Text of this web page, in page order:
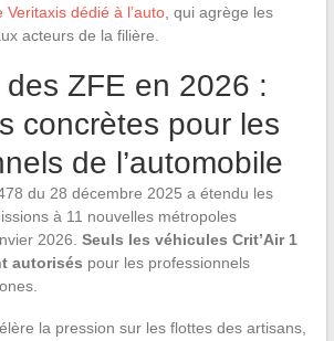
Veritaxis dédié à l’auto, qui agrège les
acteurs de la filière.
ZFE en 2026 :
concrètes pour les
de l’automobile
du 28 décembre 2025 a étendu les
à 11 nouvelles métropoles
2026. Seuls les véhicules Crit’Air 1
autorisés pour les professionnels
la pression sur les flottes des artisans,